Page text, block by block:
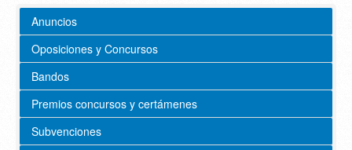
Anuncios
Oposiciones y Concursos
Bandos
Premios concursos y certámenes
Subvenciones